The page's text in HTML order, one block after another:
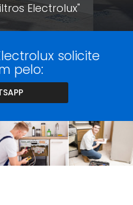
Electrolux"
solicite
pelo: